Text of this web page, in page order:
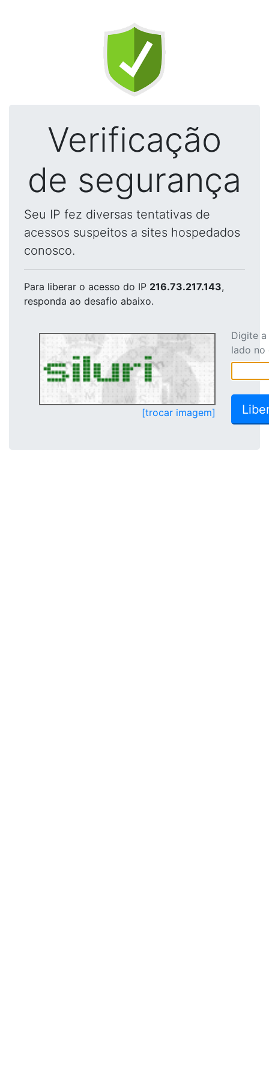
Verificação
de segurança
Seu IP fez diversas tentativas de
acessos suspeitos a sites hospedados
conosco.
Para liberar o acesso do IP 216.73.217.143,
responda ao desafio abaixo.
[trocar imagem]
Digite
lado no